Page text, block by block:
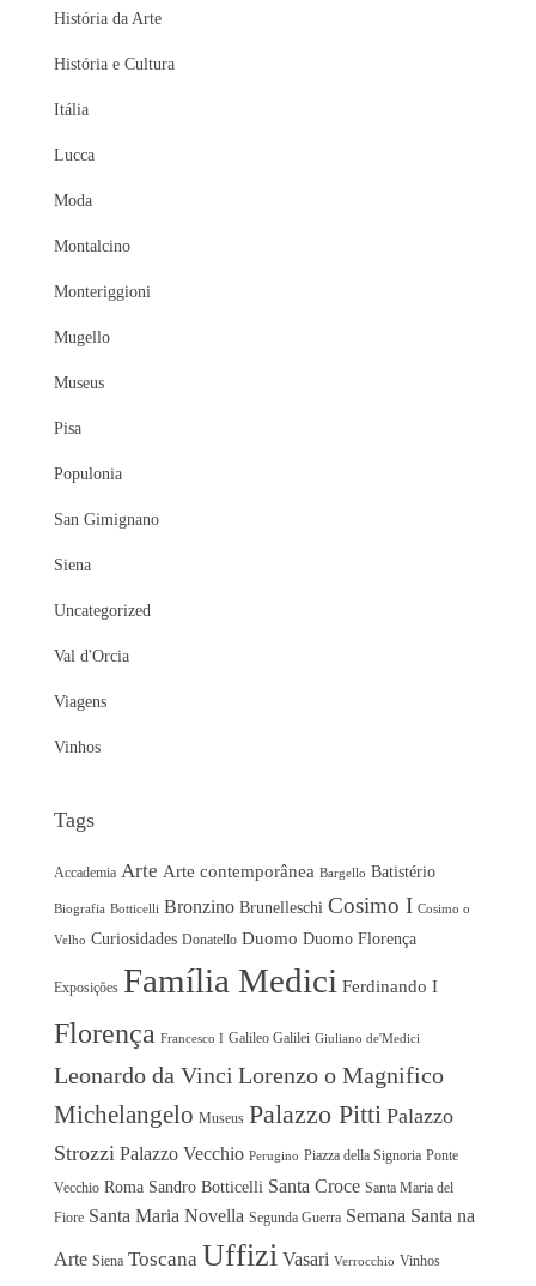
História da Arte
História e Cultura
Itália
Lucca
Moda
Montalcino
Monteriggioni
Mugello
Museus
Pisa
Populonia
San Gimignano
Siena
Uncategorized
Val d'Orcia
Viagens
Vinhos
Tags
Accademia Arte Arte contemporânea Bargello Batistério
Biografia Botticelli Bronzino Brunelleschi Cosimo I Cosimo o
Velho Curiosidades Donatello Duomo Duomo Florença
Exposições Família Medici Ferdinando I
Florença Francesco I Galileo Galilei Giuliano de'Medici
Leonardo da Vinci Lorenzo o Magnifico
Michelangelo Museus Palazzo Pitti Palazzo
Strozzi Palazzo Vecchio Perugino Piazza della Signoria Ponte
Vecchio Roma Sandro Botticelli Santa Croce Santa Maria del
Fiore Santa Maria Novella Segunda Guerra Semana Santa na
Arte Siena Toscana Uffizi Vasari Verrocchio Vinhos